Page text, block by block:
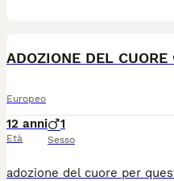
ADOZIONE DEL
Europeo
12 anni
Età
1
Sesso